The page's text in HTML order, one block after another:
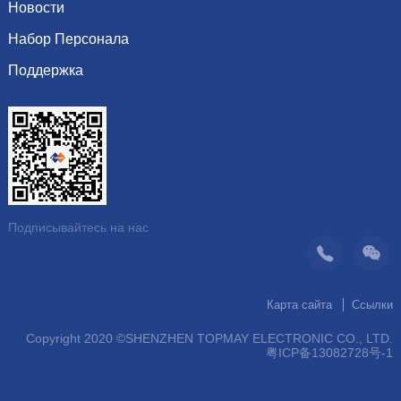
Система
операция
контакт
сопротивление
индуктор Inductor
Почетная грамота
Новости
Показать информацию
Динамика компании
Набор Персонала
Последние вакансии
Поддержка
Скачать каталог
Подписывайтесь на нас
Карта сайта Ссылки
Copyright 2020 ©SHENZHEN TOPMAY ELECTRONIC CO., LTD.
粤ICP备13082728号-1